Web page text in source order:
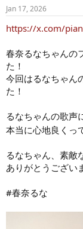
Jan 17, 2026
https://x.com/
春奈るなちゃんの
た！
今回はるなちゃん
た！
るなちゃんの歌声
本当に心地良くっ
るなちゃん、素敵
ありがとうござ
#春奈るな